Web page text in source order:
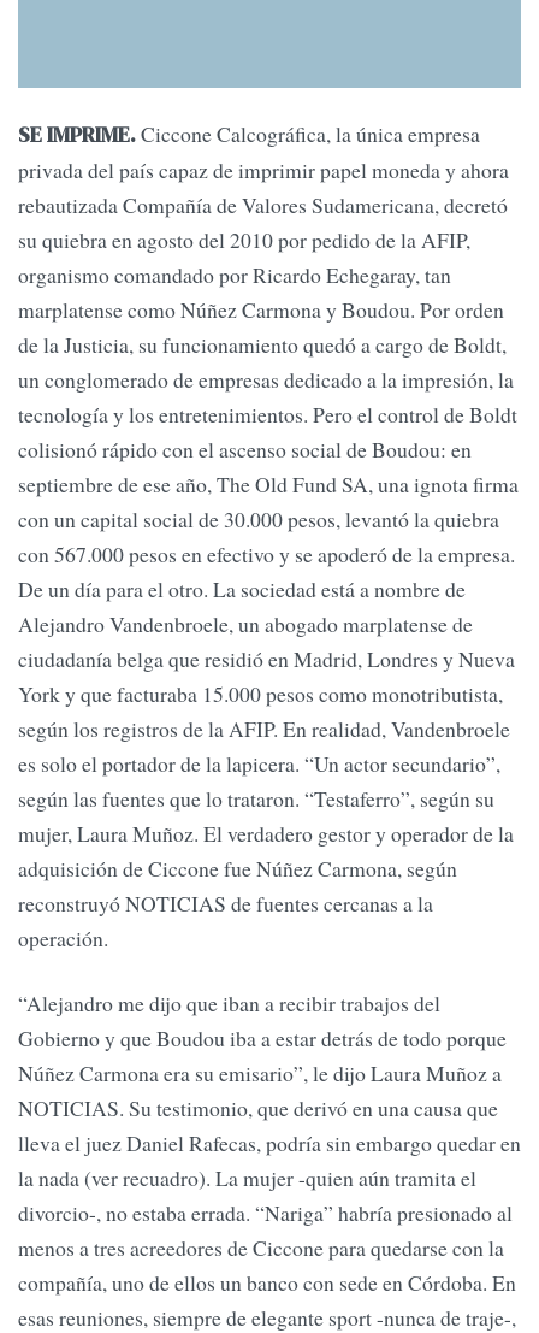
SE IMPRIME.Ciccone Calcográfica, la única empresa
privada del país capaz de imprimir papel moneda y ahora
rebautizada Compañía de Valores Sudamericana, decretó
su quiebra en agosto del 2010 por pedido de la AFIP,
organismo comandado por Ricardo Echegaray, tan
marplatense como Núñez Carmona y Boudou. Por orden
de la Justicia, su funcionamiento quedó a cargo de Boldt,
un conglomerado de empresas dedicado a la impresión, la
tecnología y los entretenimientos. Pero el control de Boldt
colisionó rápido con el ascenso social de Boudou: en
septiembre de ese año, The Old Fund SA, una ignota firma
con un capital social de 30.000 pesos, levantó la quiebra
con 567.000 pesos en efectivo y se apoderó de la empresa.
De un día para el otro. La sociedad está a nombre de
Alejandro Vandenbroele, un abogado marplatense de
ciudadanía belga que residió en Madrid, Londres y Nueva
York y que facturaba 15.000 pesos como monotributista,
según los registros de la AFIP. En realidad, Vandenbroele
es solo el portador de la lapicera. “Un actor secundario”,
según las fuentes que lo trataron. “Testaferro”, según su
mujer, Laura Muñoz. El verdadero gestor y operador de la
adquisición de Ciccone fue Núñez Carmona, según
reconstruyó NOTICIAS de fuentes cercanas a la
operación.
“Alejandro me dijo que iban a recibir trabajos del
Gobierno y que Boudou iba a estar detrás de todo porque
Núñez Carmona era su emisario”, le dijo Laura Muñoz a
NOTICIAS. Su testimonio, que derivó en una causa que
lleva el juez Daniel Rafecas, podría sin embargo quedar en
la nada (ver recuadro). La mujer -quien aún tramita el
divorcio-, no estaba errada. “Nariga” habría presionado al
menos a tres acreedores de Ciccone para quedarse con la
compañía, uno de ellos un banco con sede en Córdoba. En
esas reuniones, siempre de elegante sport -nunca de traje-,